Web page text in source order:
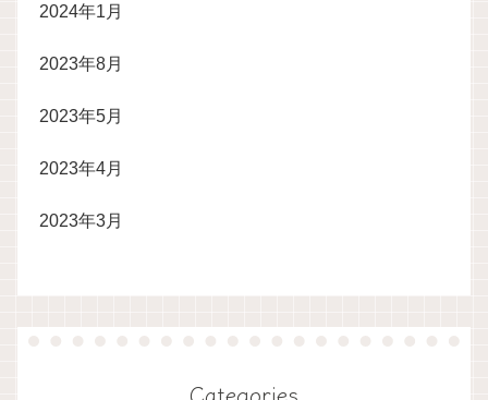
2024年1月
2023年8月
2023年5月
2023年4月
2023年3月